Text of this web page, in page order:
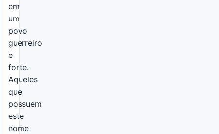
em
um
povo
guerreiro
e
forte.
Aqueles
que
possuem
este
nome